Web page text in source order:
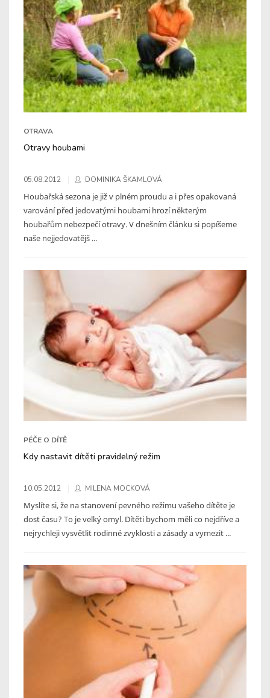
OTRAVA
Otravy houbami
05.08.2012 DOMINIKA ŠKAMLOVÁ
Houbařská sezona je již v plném proudu a i přes opakovaná
varování před jedovatými houbami hrozí některým
houbařům nebezpečí otravy. V dnešním článku si popíšeme
naše nejjedovatějš ...
PÉČE O DÍTĚ
Kdy nastavit dítěti pravidelný režim
10.05.2012 MILENA MOCKOVÁ
Myslíte si, že na stanovení pevného režimu vašeho dítěte je
dost času? To je velký omyl. Dítěti bychom měli co nejdříve a
nejrychleji vysvětlit rodinné zvyklosti a zásady a vymezit ...